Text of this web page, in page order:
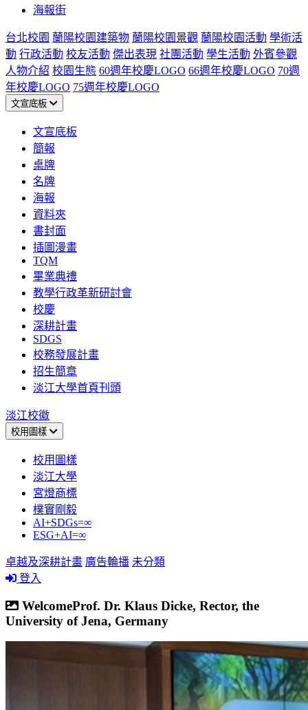
海報街
台北校園 蘭陽校園建築物 蘭陽校園景觀 蘭陽校園活動 學術活
動 行政活動 校友活動 傑出表現 社團活動 學生活動 外賓參觀
人物介紹 校園生態 60週年校慶LOGO 66週年校慶LOGO 70週
年校慶LOGO 75週年校慶LOGO
文宣底板
文宣底板
簡報
桌牌
名牌
海報
資料夾
書封面
插圖漫畫
TQM
畢業典禮
教學行政革新研討會
校慶
深耕計畫
SDGS
校務發展計畫
招生簡章
淡江大學首頁刊頭
淡江校徽
校用圖樣
校用圖樣
淡江大學
宮燈商標
樸實剛毅
AI+SDGs=∞
ESG+AI=∞
卓越及深耕計畫 廣告輪播 未分類
登入
WelcomeProf. Dr. Klaus Dicke, Rector, the
University of Jena, Germany